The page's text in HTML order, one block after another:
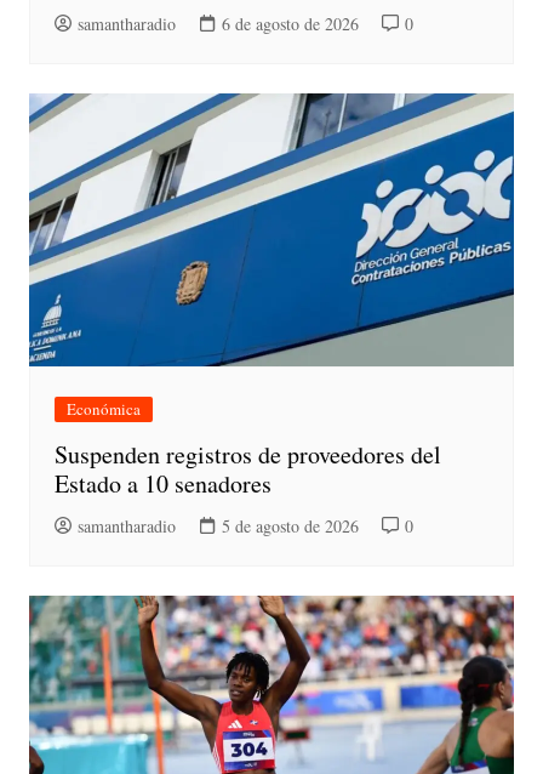
samantharadio 6 de agosto de 2026 0
Económica
Suspenden registros de proveedores del
Estado a 10 senadores
samantharadio 5 de agosto de 2026 0